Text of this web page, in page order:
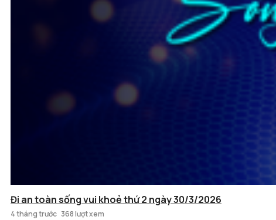
Đi an toàn sống vui khoẻ thứ 2 ngày 30/3/2026
4 tháng trước 368 lượt xem